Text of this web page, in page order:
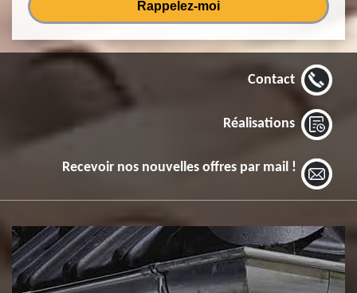
Contact
Réalisations
Recevoir nos nouvelles offres par mail !